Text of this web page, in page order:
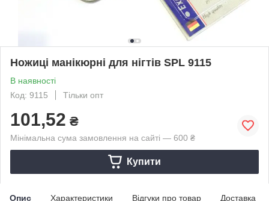
Ножиці манікюрні для нігтів SPL 9115
В наявності
Код: 9115
Тільки опт
101,52 ₴
Мінімальна сума замовлення на сайті — 600 ₴
Купити
Опис Характеристики Відгуки про товар Доставка